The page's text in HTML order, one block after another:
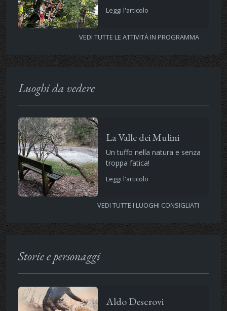
Leggi l'articolo
VEDI TUTTE LE ATTIVITÀ IN PROGRAMMA
Luoghi da vedere
La Valle dei Mulini
Un tuffo nella natura e senza
troppa fatica!
Leggi l'articolo
VEDI TUTTE I LUOGHI CONSIGLIATI
Storie e personaggi
Aldo Descrovi